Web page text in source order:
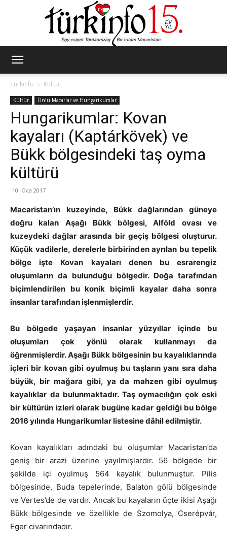
Türkinfo
Kültür
Kültür Ünlü Macarlar ve Hungarikumlar
Hungarikumlar: Kovan
kayaları (Kaptárkövek) ve
Bükk bölgesindeki taş oyma
kültürü
10. Oca 2017
Macaristan’ın kuzeyinde, Bükk dağlarından güneye
doğru kalan Aşağı Bükk bölgesi, Alföld ovası ve
kuzeydeki dağlar arasında bir geçiş bölgesi oluşturur.
Küçük vadilerle, derelerle birbirinden ayrılan bu tepelik
bölge işte Kovan kayaları denen bu esrarengiz
oluşumların da bulunduğu bölgedir. Doğa tarafından
biçimlendirilen bu konik biçimli kayalar daha sonra
insanlar tarafından işlenmişlerdir.
Bu bölgede yaşayan insanlar yüzyıllar içinde bu
oluşumları çok yönlü olarak kullanmayı da
öğrenmişlerdir. Aşağı Bükk bölgesinin bu kayalıklarında
içleri bir kovan gibi oyulmuş bu taşların yanı sıra daha
büyük, bir mağara gibi, ya da mahzen gibi oyulmuş
kayalıklar da bulunmaktadır. Taş oymacılığın çok eski
bir kültürün izleri olarak bugüne kadar geldiği bu bölge
2016 yılında Hungarikumlar listesine dâhil edilmiştir.
Kovan kayalıkları adındaki bu oluşumlar Macaristan’da
geniş bir arazi üzerine yayılmışlardır. 56 bölgede bir
şekilde içi oyulmuş 564 kayalık bulunmuştur. Pilis
bölgesinde, Buda tepelerinde, Balaton gölü bölgesinde
ve Vertes’de de vardır. Ancak bu kayaların üçte ikisi Aşağı
Bükk bölgesinde ve özellikle de Szomolya, Cserépvár,
Eger civarındadır.